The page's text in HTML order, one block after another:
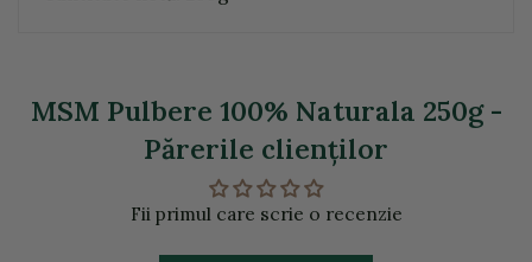
MSM Pulbere 100% Naturala 250g -
Părerile clienţilor
Fii primul care scrie o recenzie